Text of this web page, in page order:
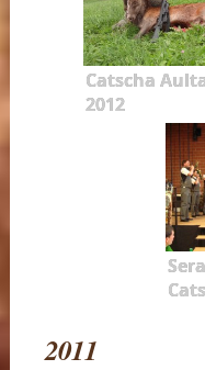
Catscha
2012
2011